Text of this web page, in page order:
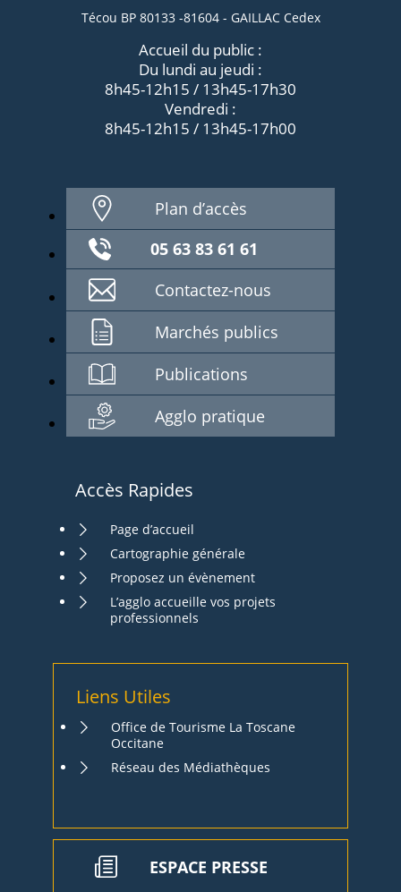
Técou BP 80133 -81604 - GAILLAC Cedex
Accueil du public :
Du lundi au jeudi :
8h45-12h15 / 13h45-17h30
Vendredi :
8h45-12h15 / 13h45-17h00
Plan d’accès
05 63 83 61 61
Contactez-nous
Marchés publics
Publications
Agglo pratique
Accès Rapides
Page d’accueil
Cartographie générale
Proposez un évènement
L’agglo accueille vos projets
professionnels
Liens Utiles
Office de Tourisme La Toscane
Occitane
Réseau des Médiathèques
ESPACE PRESSE